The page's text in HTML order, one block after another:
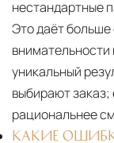
нестандартные
Это даёт больше
уникальный
выбирают
рациональнее
КАКИЕ